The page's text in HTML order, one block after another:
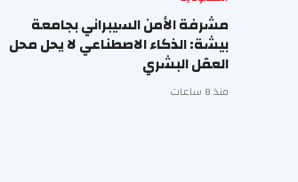
مشرفة الأمن السيبراني بجامعة
بيشة: الذكاء الاصطناعي لا يحل محل
العقل البشري
منذ 8 ساعات